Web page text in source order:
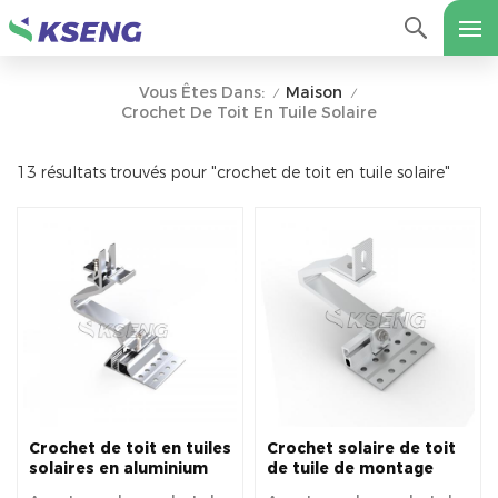
Vous Êtes Dans: / Maison /
Crochet De Toit En Tuile Solaire
13 résultats trouvés pour "crochet de toit en tuile solaire"
Crochet de toit en tuiles
solaires en aluminium
Crochet solaire de toit
de tuile de montage